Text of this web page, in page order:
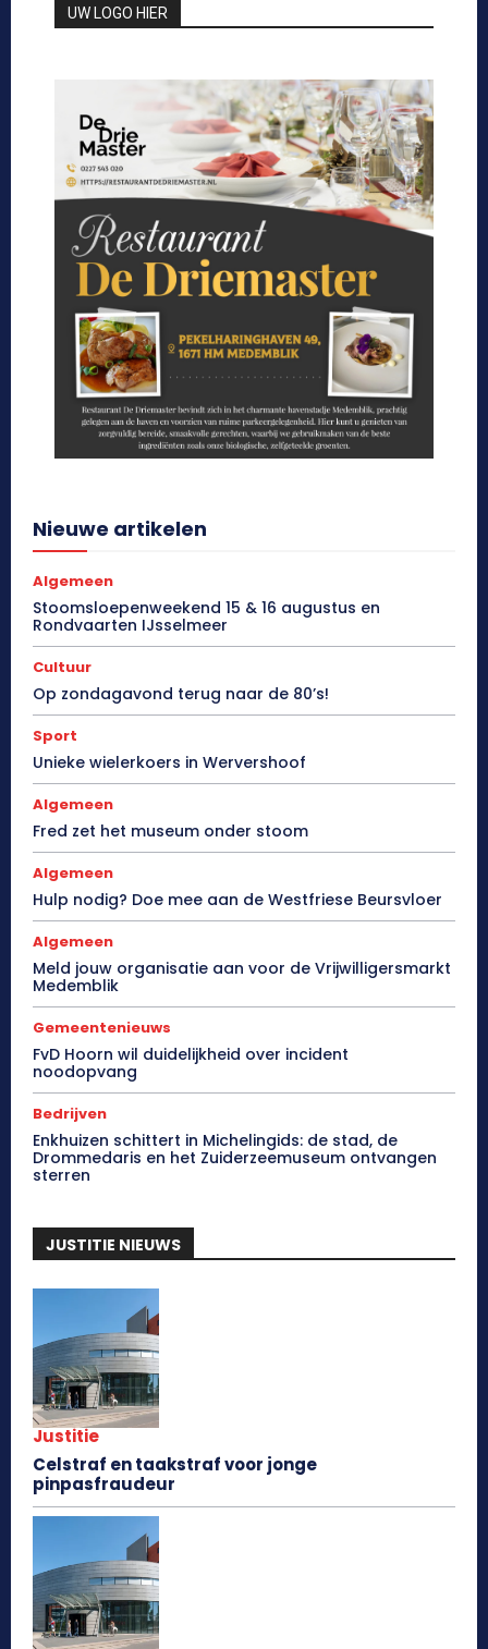
UW LOGO HIER
Nieuwe artikelen
Algemeen
Stoomsloepenweekend 15 & 16 augustus en
Rondvaarten IJsselmeer
Cultuur
Op zondagavond terug naar de 80’s!
Sport
Unieke wielerkoers in Wervershoof
Algemeen
Fred zet het museum onder stoom
Algemeen
Hulp nodig? Doe mee aan de Westfriese Beursvloer
Algemeen
Meld jouw organisatie aan voor de Vrijwilligersmarkt
Medemblik
Gemeentenieuws
FvD Hoorn wil duidelijkheid over incident
noodopvang
Bedrijven
Enkhuizen schittert in Michelingids: de stad, de
Drommedaris en het Zuiderzeemuseum ontvangen
sterren
JUSTITIE NIEUWS
Justitie
Celstraf en taakstraf voor jonge
pinpasfraudeur